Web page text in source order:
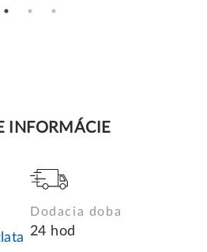
INFORMÁCIE
Dodacia doba
24 hod